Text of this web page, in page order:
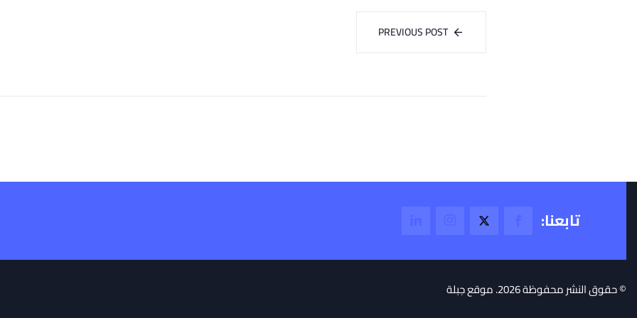
PREVIOUS POST
تابعنا:
© حقوق النشر محفوظة 2026. موقع جبلة